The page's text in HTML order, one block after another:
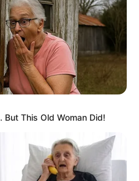
0 0
MARAQLI
But This Old Woman Did!